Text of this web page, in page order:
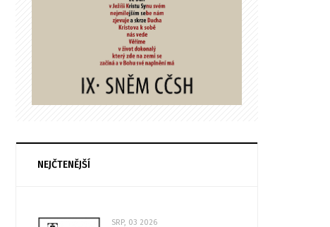
NEJČTENĚJŠÍ
SRP, 03 2026